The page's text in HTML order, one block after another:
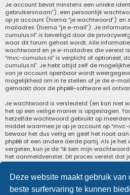
Deze website maakt gebruik van
beste surfervaring te kunnen
Je account bevat minstens een unieke
gebruikersnaam”), een persoonlijk
op je account (hierna “je wachtwoord”) en
mailadres (hierna “je e-mail”). Je
cumulus.nl” is beveiligd door de
waar dit forum gehost wordt. Alle
wachtwoord en je e-mailadres die vereist
“mvc-cumulus.nl” is verplicht of optioneel,
cumulus.nl”. Je hebt altijd zelf de
van je account openbaar wordt
mogelijkheid om in te stellen of je de e-
gemaakt door de phpBB-software wil
Je wachtwoord is versleuteld (en kan niet
het op een veilige manier is opgeslagen.
hetzelfde wachtwoord gebruikt op
middel waarmee je op je account op
bewaar het dus veilig en geef het nooit
phpBB of een andere derde partij. Als je
vergeten, kun je de “Ik ben mijn
het aanmeldvenster. Dit proces vereist dat
mailadres opgeeft van je
een nieuw wachtwoord zal genereren en
zodat je je opnieuw kunt aanmelden.